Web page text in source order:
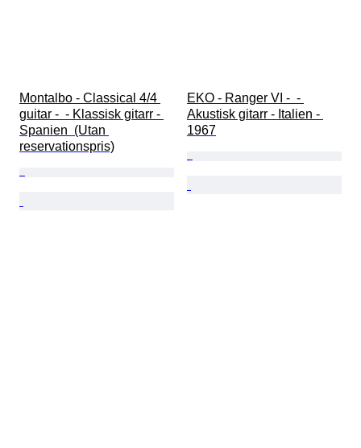
Montalbo - Classical 4/4
guitar -  - Klassisk gitarr -
Spanien  (Utan
reservationspris)
EKO - Ranger VI -  -
Akustisk gitarr - Italien -
1967